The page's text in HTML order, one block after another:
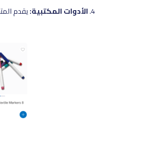
الأدوات المكتبية:يقدم